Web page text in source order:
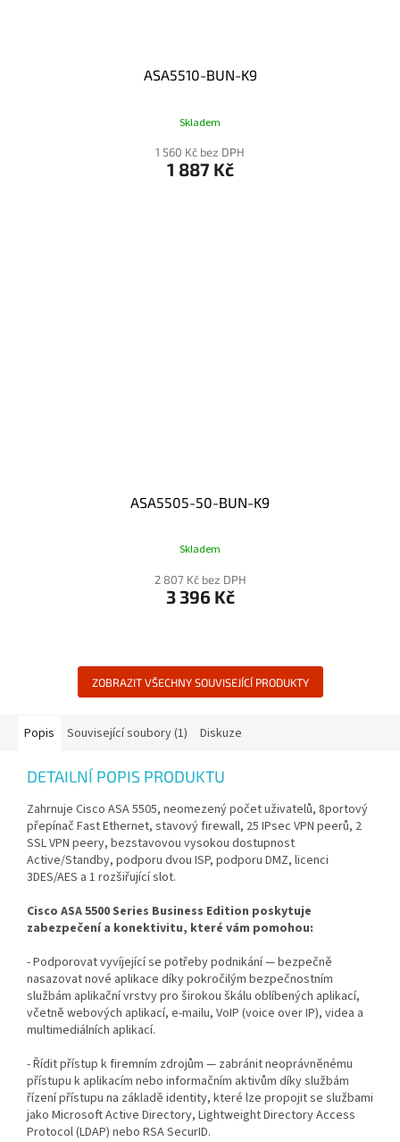
ASA5510-BUN-K9
Skladem
1 560 Kč bez DPH
1 887 Kč
ASA5505-50-BUN-K9
Skladem
2 807 Kč bez DPH
3 396 Kč
ZOBRAZIT VŠECHNY SOUVISEJÍCÍ PRODUKTY
Popis Související soubory (1) Diskuze
DETAILNÍ POPIS PRODUKTU
Zahrnuje Cisco ASA 5505, neomezený počet uživatelů, 8portový
přepínač Fast Ethernet, stavový firewall, 25 IPsec VPN peerů, 2
SSL VPN peery, bezstavovou vysokou dostupnost
Active/Standby, podporu dvou ISP, podporu DMZ, licenci
3DES/AES a 1 rozšiřující slot.
Cisco ASA 5500 Series Business Edition poskytuje
zabezpečení a konektivitu, které vám pomohou:
- Podporovat vyvíjející se potřeby podnikání — bezpečně
nasazovat nové aplikace díky pokročilým bezpečnostním
službám aplikační vrstvy pro širokou škálu oblíbených aplikací,
včetně webových aplikací, e-mailu, VoIP (voice over IP), videa a
multimediálních aplikací.
- Řídit přístup k firemním zdrojům — zabránit neoprávněnému
přístupu k aplikacím nebo informačním aktivům díky službám
řízení přístupu na základě identity, které lze propojit se službami
jako Microsoft Active Directory, Lightweight Directory Access
Protocol (LDAP) nebo RSA SecurID.